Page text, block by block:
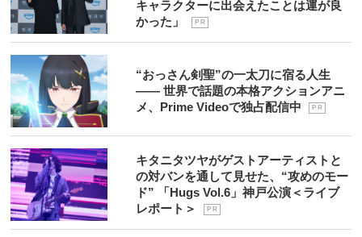
キャラクターに出会えたことは運が良
かった」
P R
“おっさん剣聖”の一太刀に宿る人生
―― 世界で話題の本格アクションアニ
メ、Prime Videoで独占配信中
P R
キタニタツヤがゲストアーティストと
の対バンを通して見せた、“攻めのモー
ド” 「Hugs Vol.6」神戸公演＜ライブ
レポート＞
P R